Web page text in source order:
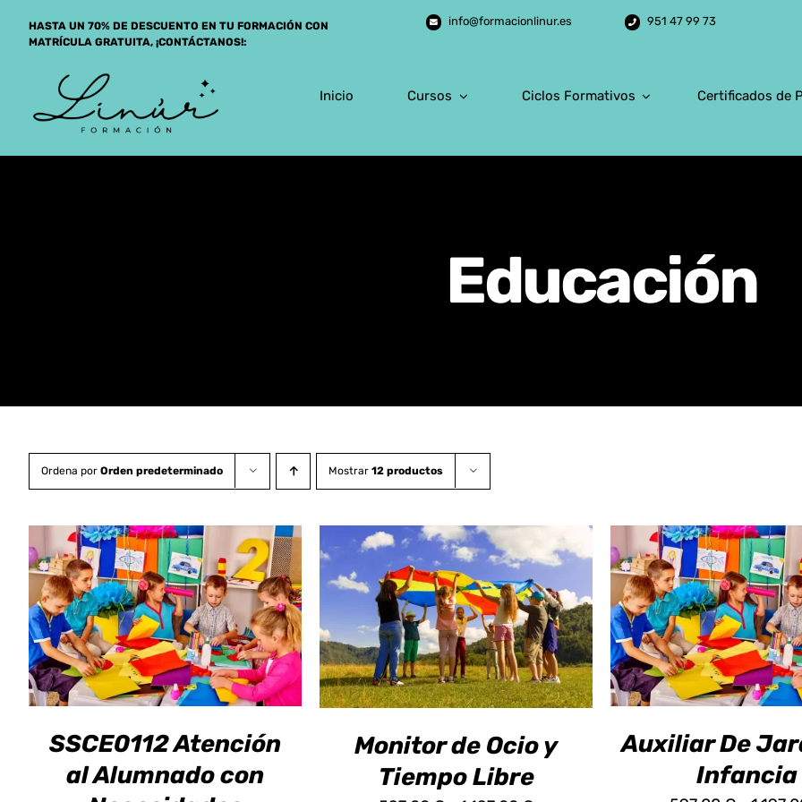
HASTA UN 70% DE DESCUENTO EN TU FORMACIÓN CON
MATRÍCULA GRATUITA, ¡CONTÁCTANOS!:
info@formacionlinur.es 951 47 99 73
Inicio Cursos Ciclos Formativos Certificados de
Educación
Ordena por Orden predeterminado Mostrar 12 productos
SELECCIONAR OPCIONES
ESTE
PRODUCTO
TIENE
MÚLTIPLES
VARIANTES.
LAS
SE
ELEGIR
/
DETALLES
SSCE0112 Atención
al Alumnado con
SELECCIONAR OPCIONESESTE
PRODUCTO
TIENE
MÚLTIPLES
VARIANTES.
LAS
SE
PUEDEN
ELEGIR
/
DETALLES
Monitor de Ocio y
Tiempo Libre
SELECCIONAR
DETALLES
Auxiliar De
Infancia